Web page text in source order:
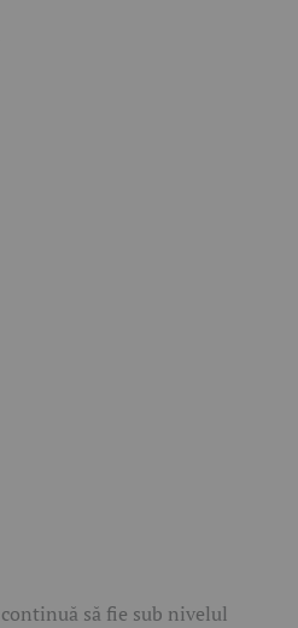
să fie sub nivelul